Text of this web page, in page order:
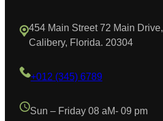
454 Main Street 72 Main Drive,
Calibery, Florida. 20304
+012 (345) 6789
Sun – Friday 08 aM- 09 pm